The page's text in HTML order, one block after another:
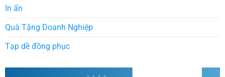
In ấn
Quà Tặng Doanh Nghiệp
Tạp dề đồng phục